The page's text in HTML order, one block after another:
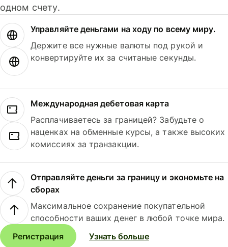
одном счету.
Управляйте деньгами на ходу по всему миру.
Держите все нужные валюты под рукой и
конвертируйте их за считаные секунды.
Международная дебетовая карта
Расплачиваетесь за границей? Забудьте о
наценках на обменные курсы, а также высоких
комиссиях за транзакции.
Отправляйте деньги за границу и экономьте на
сборах
Максимальное сохранение покупательной
способности ваших денег в любой точке мира.
Регистрация
Узнать больше